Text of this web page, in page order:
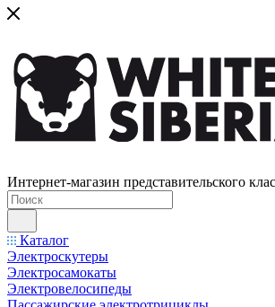
Интернет-магазин представительского
Каталог
Электроскутеры
Электросамокаты
Электровелосипеды